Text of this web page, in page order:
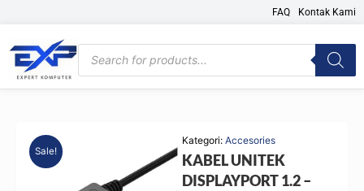
content
FAQ Kontak Kami
Products
search
Sale!
Kategori: Accesories
KABEL UNITEK
DISPLAYPORT 1.2 –